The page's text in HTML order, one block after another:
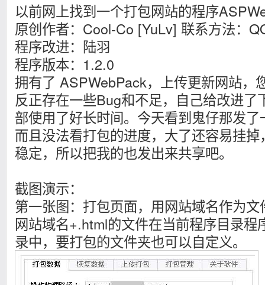
以前网上找到一个打包网站的程序
原创作者：Cool-Co [YuLv] 联系方法：
程序改进：陆羽
程序版本：1.2.0
拥有了 ASPWebPack，上传更新网站，
反正存在一些Bug和不足，自己给改进了
部使用了好长时间。今天看到鬼仔那发
而且没法看打包的进度，大了还容易挂
稳定，所以把我的也发出来共享吧。
截图演示：
第一张图：打包页面，用网站域名作为
网站域名+.html的文件在当前程序目录程
录中，要打包的文件夹也可以自定义。